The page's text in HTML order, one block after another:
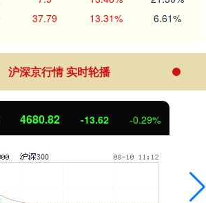
37.79 13.31% 6.61%
沪深京行情 实时轮播
4680.82 -13.62 -0.29%